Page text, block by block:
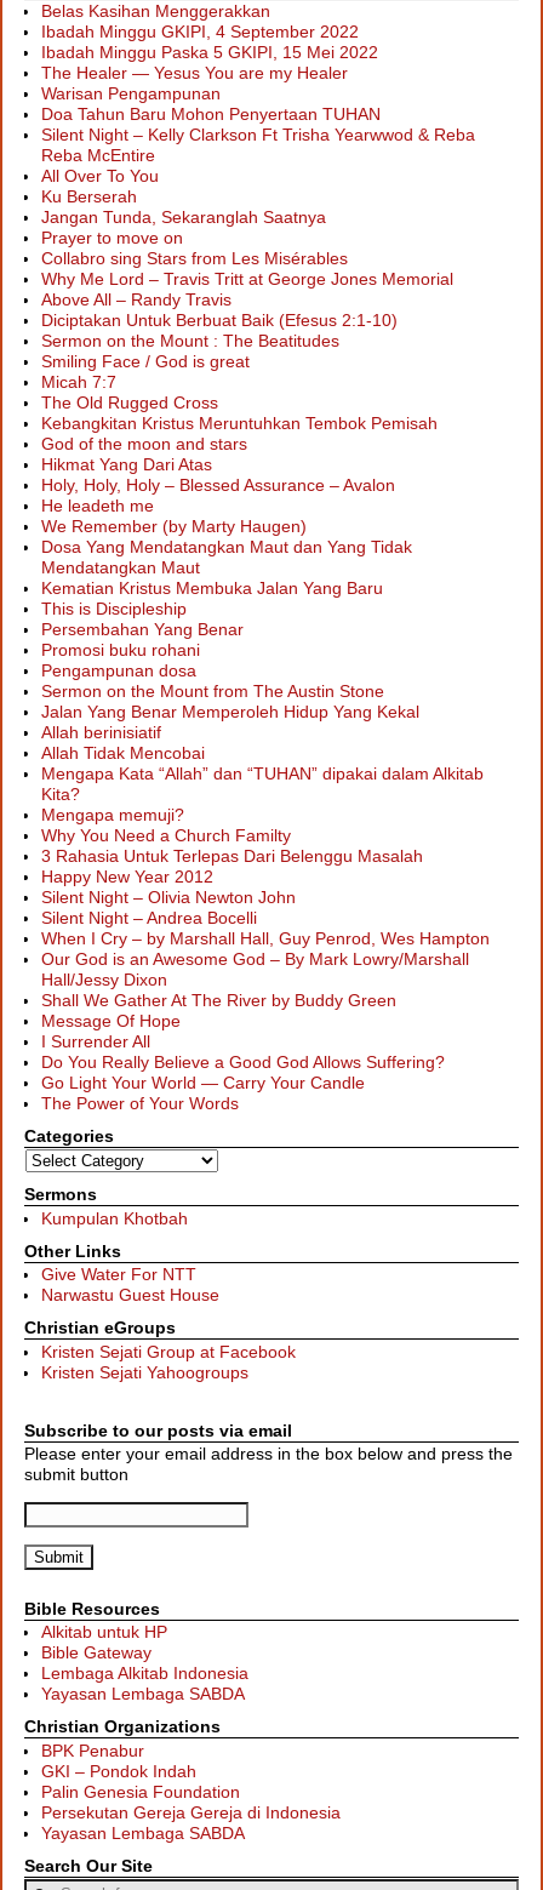
Belas Kasihan Menggerakkan
Ibadah Minggu GKIPI, 4 September 2022
Ibadah Minggu Paska 5 GKIPI, 15 Mei 2022
The Healer — Yesus You are my Healer
Warisan Pengampunan
Doa Tahun Baru Mohon Penyertaan TUHAN
Silent Night – Kelly Clarkson Ft Trisha Yearwwod & Reba
Reba McEntire
All Over To You
Ku Berserah
Jangan Tunda, Sekaranglah Saatnya
Prayer to move on
Collabro sing Stars from Les Misérables
Why Me Lord – Travis Tritt at George Jones Memorial
Above All – Randy Travis
Diciptakan Untuk Berbuat Baik (Efesus 2:1-10)
Sermon on the Mount : The Beatitudes
Smiling Face / God is great
Micah 7:7
The Old Rugged Cross
Kebangkitan Kristus Meruntuhkan Tembok Pemisah
God of the moon and stars
Hikmat Yang Dari Atas
Holy, Holy, Holy – Blessed Assurance – Avalon
He leadeth me
We Remember (by Marty Haugen)
Dosa Yang Mendatangkan Maut dan Yang Tidak
Mendatangkan Maut
Kematian Kristus Membuka Jalan Yang Baru
This is Discipleship
Persembahan Yang Benar
Promosi buku rohani
Pengampunan dosa
Sermon on the Mount from The Austin Stone
Jalan Yang Benar Memperoleh Hidup Yang Kekal
Allah berinisiatif
Allah Tidak Mencobai
Mengapa Kata “Allah” dan “TUHAN” dipakai dalam Alkitab
Kita?
Mengapa memuji?
Why You Need a Church Familty
3 Rahasia Untuk Terlepas Dari Belenggu Masalah
Happy New Year 2012
Silent Night – Olivia Newton John
Silent Night – Andrea Bocelli
When I Cry – by Marshall Hall, Guy Penrod, Wes Hampton
Our God is an Awesome God – By Mark Lowry/Marshall
Hall/Jessy Dixon
Shall We Gather At The River by Buddy Green
Message Of Hope
I Surrender All
Do You Really Believe a Good God Allows Suffering?
Go Light Your World — Carry Your Candle
The Power of Your Words
Categories
Sermons
Kumpulan Khotbah
Other Links
Give Water For NTT
Narwastu Guest House
Christian eGroups
Kristen Sejati Group at Facebook
Kristen Sejati Yahoogroups
Subscribe to our posts via email
Please enter your email address in the box below and press the
submit button
Bible Resources
Alkitab untuk HP
Bible Gateway
Lembaga Alkitab Indonesia
Yayasan Lembaga SABDA
Christian Organizations
BPK Penabur
GKI – Pondok Indah
Palin Genesia Foundation
Persekutan Gereja Gereja di Indonesia
Yayasan Lembaga SABDA
Search Our Site